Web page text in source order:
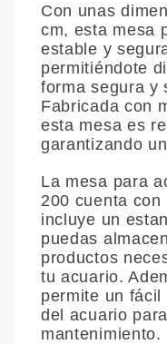
Con unas
cm, esta mesa
estable y
permitiéndote
forma segura y
Fabricada con
esta mesa es
garantizando
La mesa para
200 cuenta
incluye un
puedas
productos
tu acuario.
permite un
del acuario
mantenimiento.